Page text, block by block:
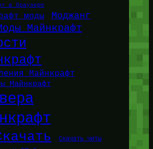
в браузере
моды Моджанг
Майнкрафт
Майнкрафт
Майнкрафт
Скачать читы